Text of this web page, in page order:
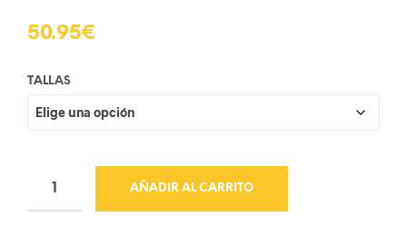
50.95€
TALLAS
AÑADIR AL CARRITO